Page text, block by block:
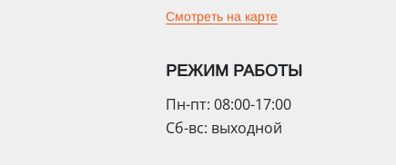
Смотреть на карте
РЕЖИМ РАБОТЫ
Пн-пт: 08:00-17:00
Сб-вс: выходной